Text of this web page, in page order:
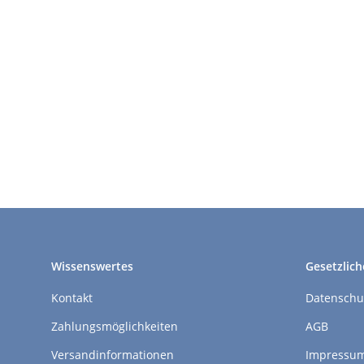
Wissenswertes
Kontakt
Zahlungsmöglichkeiten
Versandinformationen
AGB